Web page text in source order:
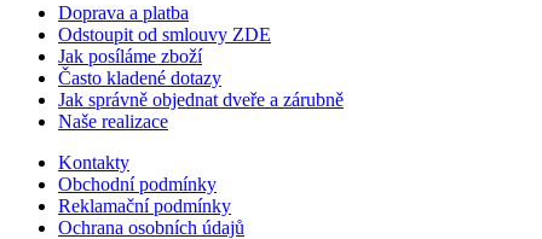
Doprava a platba
Odstoupit od smlouvy ZDE
Jak posíláme zboží
Často kladené dotazy
Jak správně objednat dveře a zárubně
Naše realizace
Kontakty
Obchodní podmínky
Reklamační podmínky
Ochrana osobních údajů